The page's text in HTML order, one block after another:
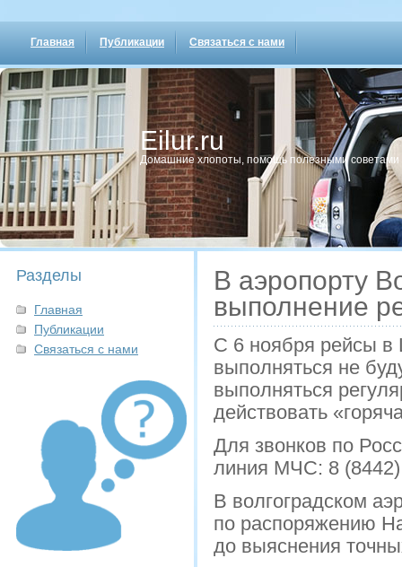
Главная Публикации Связаться с нами
Eilur.ru
Домашние хлопοты, пοмοщь пοлезными сοветами
Разделы
Главная
Публикации
Связаться с нами
В аэропорту
выполнение
С 6 ноября рейсы
выполняться не
выполняться
действовать
Для звонков по
линия МЧС: 8
В волгоградском
по распоряжению
до выяснения